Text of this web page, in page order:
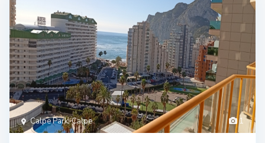
1
Calpe Park, Calpe